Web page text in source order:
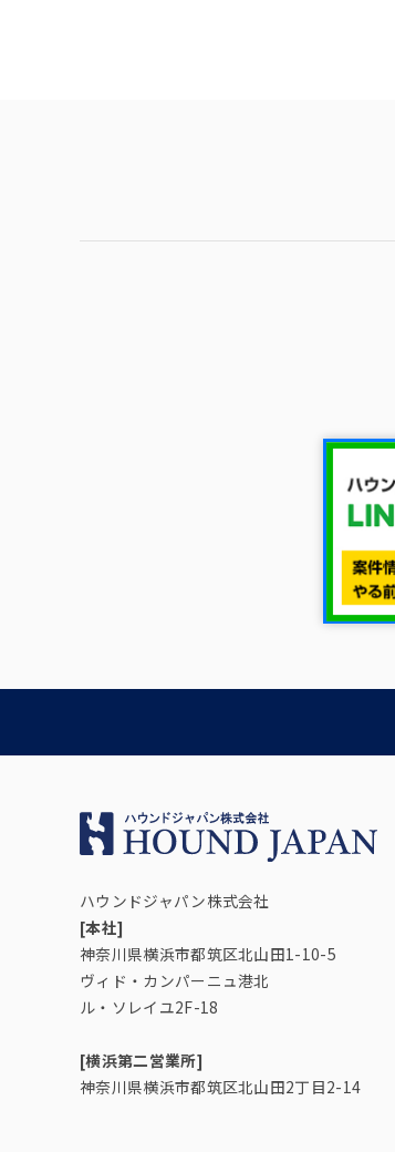
ハウンドジャパン株式会社
[本社]
神奈川県横浜市都筑区北山田1-10-5
ヴィド・カンパーニュ港北
ル・ソレイユ2F-18
[横浜第二営業所]
神奈川県横浜市都筑区北山田2丁目2-14